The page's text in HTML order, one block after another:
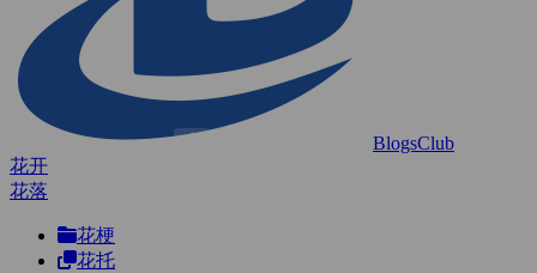
BlogsClub
花开
花落
花梗
花托